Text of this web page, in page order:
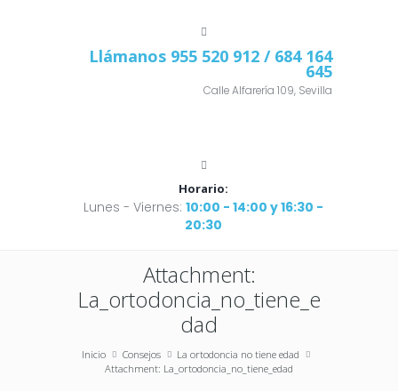
Llámanos 955 520 912 / 684 164
645
Calle Alfarería 109, Sevilla
Horario:
Lunes - Viernes: 10:00 - 14:00 y 16:30 -
20:30
Attachment:
La_ortodoncia_no_tiene_e
dad
Inicio Consejos
La ortodoncia no tiene edad
Attachment: La_ortodoncia_no_tiene_edad